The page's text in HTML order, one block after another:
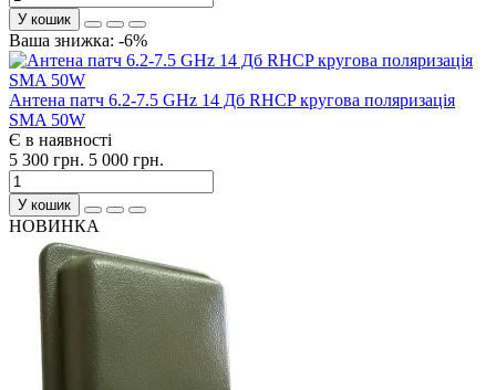
У кошик
Ваша знижка: -6%
Антена патч 6.2-7.5 GHz 14 Дб RHCP кругова поляризація
SMA 50W
Є в наявності
5 300 грн. 5 000 грн.
У кошик
НОВИНКА